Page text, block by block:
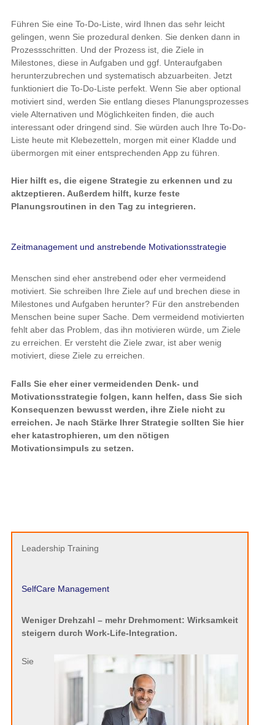
Führen Sie eine To-Do-Liste, wird Ihnen das sehr leicht
gelingen, wenn Sie prozedural denken. Sie denken dann in
Prozessschritten. Und der Prozess ist, die Ziele in
Milestones, diese in Aufgaben und ggf. Unteraufgaben
herunterzubrechen und systematisch abzuarbeiten. Jetzt
funktioniert die To-Do-Liste perfekt. Wenn Sie aber optional
motiviert sind, werden Sie entlang dieses Planungsprozesses
viele Alternativen und Möglichkeiten finden, die auch
interessant oder dringend sind. Sie würden auch Ihre To-Do-
Liste heute mit Klebezetteln, morgen mit einer Kladde und
übermorgen mit einer entsprechenden App zu führen.
Hier hilft es, die eigene Strategie zu erkennen und zu
aktzeptieren. Außerdem hilft, kurze feste
Planungsroutinen in den Tag zu integrieren.
Zeitmanagement und anstrebende Motivationsstrategie
Menschen sind eher anstrebend oder eher vermeidend
motiviert. Sie schreiben Ihre Ziele auf und brechen diese in
Milestones und Aufgaben herunter? Für den anstrebenden
Menschen beine super Sache. Dem vermeidend motivierten
fehlt aber das Problem, das ihn motivieren würde, um Ziele
zu erreichen. Er versteht die Ziele zwar, ist aber wenig
motiviert, diese Ziele zu erreichen.
Falls Sie eher einer vermeidenden Denk- und
Motivationsstrategie folgen, kann helfen, dass Sie sich
Konsequenzen bewusst werden, ihre Ziele nicht zu
erreichen. Je nach Stärke Ihrer Strategie sollten Sie hier
eher katastrophieren, um den nötigen
Motivationsimpuls zu setzen.
Leadership Training
SelfCare Management
Weniger Drehzahl – mehr Drehmoment: Wirksamkeit
steigern durch Work-Life-Integration.
Sie